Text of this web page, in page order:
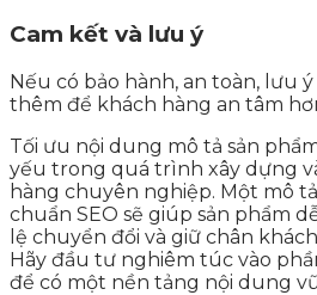
Cam kết và lưu ý
Nếu có bảo hành, an toàn, lưu
thêm để khách hàng an tâm
Tối ưu nội dung mô tả sản
yếu trong quá trình xây dựng
hàng chuyên nghiệp. Một mô
chuẩn SEO sẽ giúp sản phẩm
lệ chuyển đổi và giữ chân
Hãy đầu tư nghiêm túc vào
để có một nền tảng nội dung